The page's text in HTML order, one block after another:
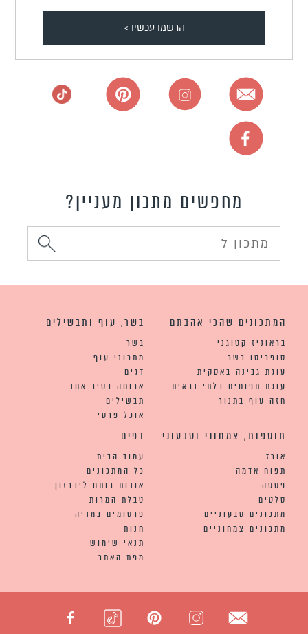
מחפשים מתכון מעניין?
המתכונים שהכי אהבתם
בראוניז קטוגני
סופריטו בשר
עוגת גבינה באסקית
עוגת תפוחים בלתי נראית
חזה עוף בתנור
בשר, עוף ותבשילים
בשר
מתכוני עוף
דגים
ארוחה בסיר אחד
תבשילים
אוכל פרסי
תוספות, צמחוני וטבעוני
אורז
תפוח אדמה
פסטה
סלטים
מתכונים טבעוניים
מתכונים צמחוניים
דפים
עמוד הבית
כל המתכונים
אודות רותם ליברזון
טבלת המרות
פרסומים במדיה
חנות
תנאי שימוש
מפת האתר